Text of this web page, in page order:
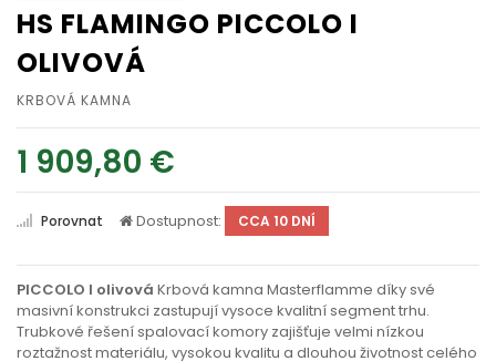
HS FLAMINGO PICCOLO I
OLIVOVÁ
KRBOVÁ KAMNA
1 909,80 €
Porovnat Dostupnost: CCA 10 DNÍ
PICCOLO I olivová Krbová kamna Masterflamme díky své
masivní konstrukci zastupují vysoce kvalitní segment trhu.
Trubkové řešení spalovací komory zajišťuje velmi nízkou
roztažnost materiálu, vysokou kvalitu a dlouhou životnost celého